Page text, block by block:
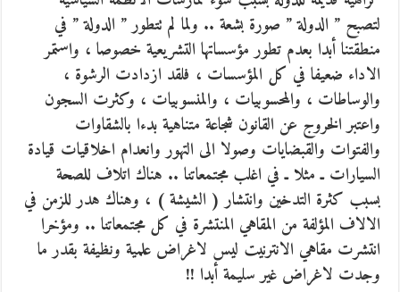
لتصبح ” الدولة ” صورة بشعة .. ولما لم تتطور ” الدولة ” في
منطقتنا أبدا بعدم تطور مؤسساتها التشريعية خصوصا ، واستمر
الاداء ضعيفا في كل المؤسسات ، فلقد ازدادت الرشوة ،
والوساطات ، والمحسوبيات ، والمنسوبيات ، وكثرت السجون
واعتبر الخروج عن القانون شجاعة متناهية بدءا بالشقاوات
والفتوات والقبضايات وصولا الى التهور وانعدام اخلاقيات قيادة
السيارات ـ مثلا ـ في اغلب مجتمعاتنا .. هناك اتلاف للصحة
بسبب كثرة التدخين وانتشار ( الشيشة ) ، وهناك هدر للزمن في
الالاف المؤلفة من المقاهي المنتشرة في كل مجتمعاتنا .. ومؤخرا
انتشرت مقاهي الانترنيت ليس لاغراض علمية ونظيفة بقدر ما
وجدت لاغراض غير سليمة أبدا !!